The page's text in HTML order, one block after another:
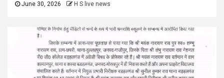
June 30, 2026 H S live news